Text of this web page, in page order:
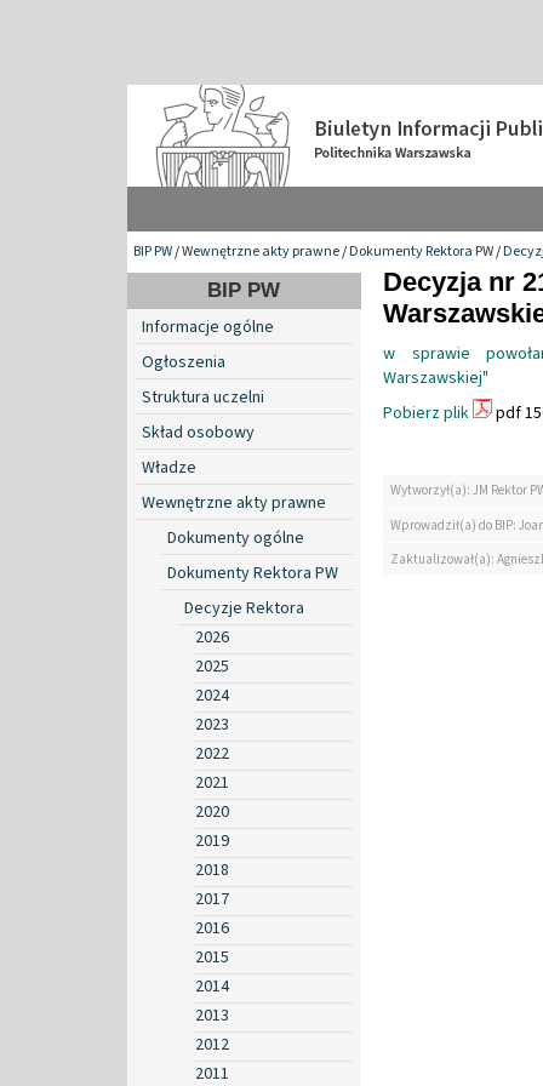
BIP PW/Wewnętrzne akty prawne/Dokumenty Rektora PW/
BIP PW
Informacje ogólne
Ogłoszenia
Struktura uczelni
Skład osobowy
Władze
Wewnętrzne akty prawne
Dokumenty ogólne
Dokumenty Rektora PW
Decyzje Rektora
2026
2025
2024
2023
2022
2021
2020
2019
2018
2017
2016
2015
2014
2013
2012
2011
Decyzja nr
w sprawie
Warszawskiej"
Pobierz plik
pdf
Wytworzył(a): JM Rektor
Wprowadził(a) do BIP:
Zaktualizował(a):